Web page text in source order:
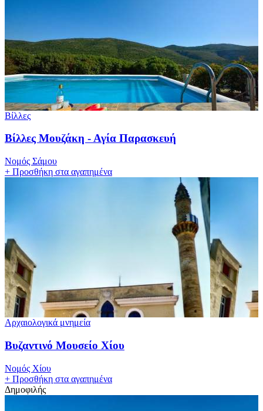
Βίλλες
Βίλλες Μουζάκη - Αγία Παρασκευή
Νομός Σάμου
+ Προσθήκη στα αγαπημένα
Αρχαιολογικά μνημεία
Βυζαντινό Μουσείο Χίου
Νομός Χίου
+ Προσθήκη στα αγαπημένα
Δημοφιλής